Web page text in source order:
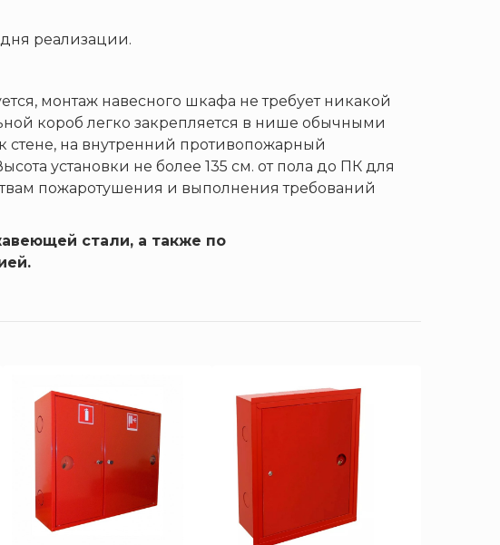
реализации.
монтаж навесного шкафа не требует никакой
короб легко закрепляется в нише обычными
на внутренний противопожарный
установки не более 135 см. от пола до ПК для
пожаротушения и выполнения требований
стали, а также по